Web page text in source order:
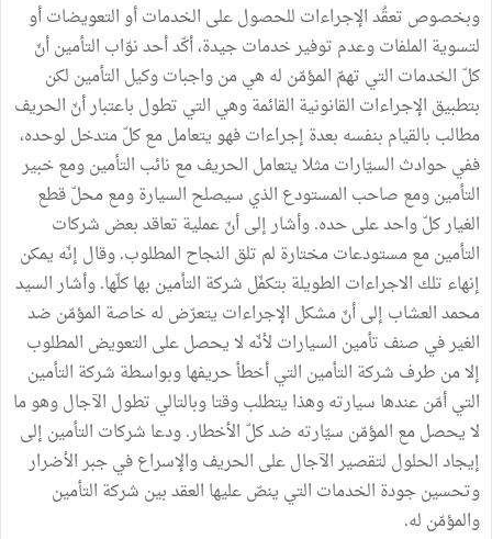
وبخصوص تعقُد الإجراءات للحصول على الخدمات أو التعويضات أو
لتسوية الملفات وعدم توفير خدمات جيدة، أكّد أحد نوّاب التأمين أنّ
كلّ الخدمات التي تهمّ المؤمّن له هي من واجبات وكيل التأمين لكن
بتطبيق الإجراءات القانونية القائمة وهي التي تطول باعتبار أنّ الحريف
مطالب بالقيام بنفسه بعدة إجراءات فهو يتعامل مع كلّ متدخل لوحده،
ففي حوادث السيّارات مثلا يتعامل الحريف مع نائب التأمين ومع خبير
التأمين ومع صاحب المستودع الذي سيصلح السيارة ومع محلّ قطع
الغيار كلّ واحد على حده. وأشار إلى أنّ عملية تعاقد بعض شركات
التأمين مع مستودعات مختارة لم تلق النجاح المطلوب. وقال إنّه يمكن
إنهاء تلك الاجراءات الطويلة بتكفّل شركة التأمين بها كلّها. وأشار السيد
محمد العشاب إلى أنّ مشكل الإجراءات يتعرّض له خاصة المؤمّن ضد
الغير في صنف تأمين السيارات لأنّه لا يحصل على التعويض المطلوب
إلا من طرف شركة التأمين التي أخطأ حريفها وبواسطة شركة التأمين
التي أمّن عندها سيارته وهذا يتطلب وقتا وبالتالي تطول الآجال وهو ما
لا يحصل مع المؤمّن سيّارته ضد كلّ الأخطار. ودعا شركات التأمين إلى
إيجاد الحلول لتقصير الآجال على الحريف والإسراع في جبر الأضرار
وتحسين جودة الخدمات التي ينصّ عليها العقد بين شركة التأمين
والمؤمّن له.